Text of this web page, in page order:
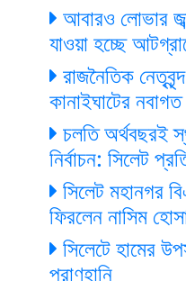
আবারও লোভার
যাওয়া হচ্ছে
রাজনৈতিক
কানাইঘাটের
চলতি অর্থবছরই
নির্বাচন: সিলেট
সিলেট মহানগর
ফিরলেন নাসিম
সিলেটে হামের
প্রাণহানি